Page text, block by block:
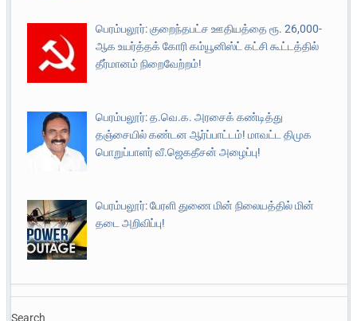
பெரம்பலூர்: குறைந்தபட்ச ஊதியத்தை ரூ. 26,000-
ஆக உயர்த்தக் கோரி கம்யூனிஸ்ட் கட்சி கூட்டத்தில்
தீர்மானம் நிறைவேற்றம்!
பெரம்பலூர்: த.வெ.க. அரசைக் கண்டித்து
தஞ்சையில் கண்டன ஆர்ப்பாட்டம்! மாவட்ட திமுக
பொறுப்பாளர் வீ.ஜெகதீசன் அழைப்பு!
பெரம்பலூர்: பேரளி துணை மின் நிலையத்தில் மின்
தடை அறிவிப்பு!
Search